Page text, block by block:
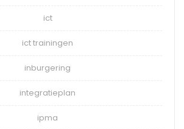
ict
ict trainingen
inburgering
integratieplan
ipma